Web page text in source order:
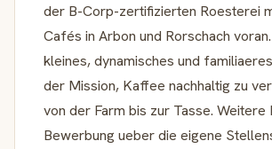
der B-Corp-zertifizierten Roesterei
Cafés in Arbon und Rorschach
kleines, dynamisches und
der Mission, Kaffee nachhaltig zu
von der Farm bis zur Tasse. Weitere
Bewerbung ueber die eigene